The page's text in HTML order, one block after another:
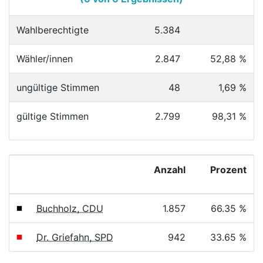
Wahlberechtigte 5.384
Wähler/innen 2.847 52,88 %
ungültige Stimmen 48 1,69 %
gültige Stimmen 2.799 98,31 %
Anzahl Prozent
Buchholz, CDU 1.857 66.35 %
Dr. Griefahn, SPD 942 33.65 %